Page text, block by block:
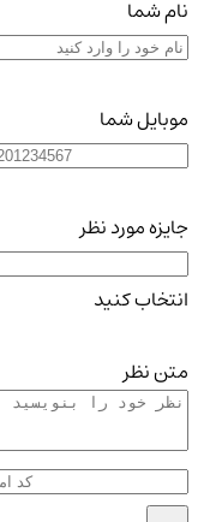
نام شما
موبایل شما
جایزه مورد نظر
انتخاب کنید
متن نظر